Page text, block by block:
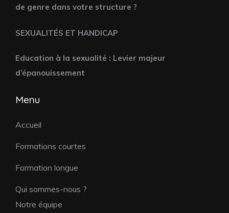
de genre dans votre structure ?
SEXUALITÉS ET HANDICAP
Education à la sexualité : Levier majeur
d’épanouissement
Menu
Accueil
Formations courtes
Formation longue
Qui sommes-nous ?
Notre équipe